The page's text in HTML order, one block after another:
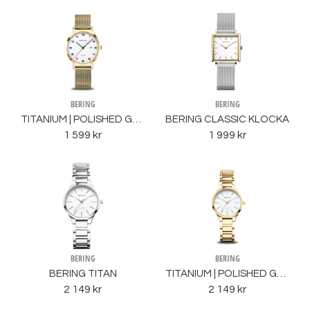
BERING
1 599 kr
BERING
BERING CLASSIC KLOCKA
1 999 kr
BERING
BERING TITAN
2 149 kr
BERING
2 149 kr